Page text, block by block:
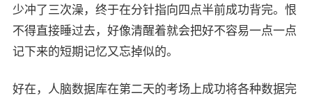
少冲了三次澡，终于在分针指向四点半前成功背完。恨
不得直接睡过去，好像清醒着就会把好不容易一点一点
记下来的短期记忆又忘掉似的。
好在，人脑数据库在第二天的考场上成功将各种数据完